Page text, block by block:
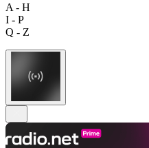
A - H
I - P
Q - Z